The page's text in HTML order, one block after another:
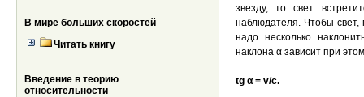
В мире больших скоростей
Читать книгу
Введение в теорию
относительности
звезду, то свет
наблюдателя. Чтобы свет,
надо несколько
наклона α зависит при
tg α = v/c.